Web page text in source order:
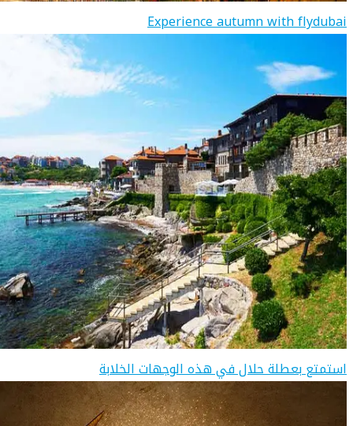
Experience autumn with flydubai
استمتع بعطلة حلال في هذه الوجهات الخلابة